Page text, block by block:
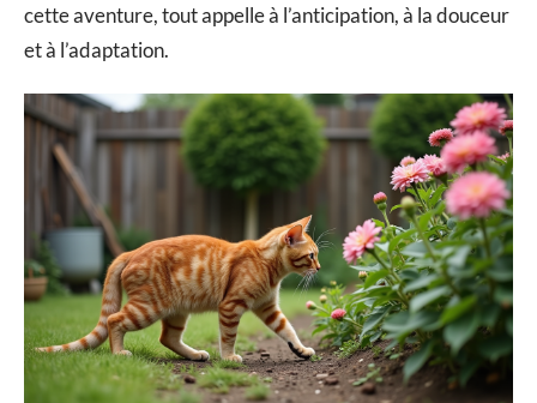
cette aventure, tout appelle à l’anticipation, à la douceur
et à l’adaptation.